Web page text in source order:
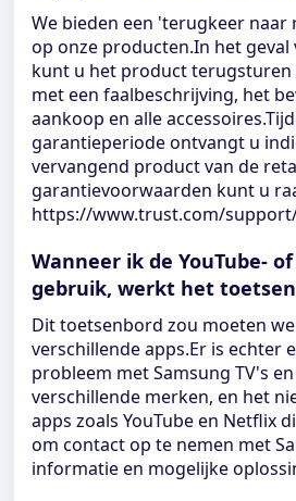
We bieden een 'terugkeer
op onze producten.In het geval
kunt u het product
met een faalbeschrijving, het
aankoop en alle
garantieperiode ontvangt u
vervangend product van de
garantievoorwaarden kunt u
https://www.trust.com/
Wanneer ik de YouTube-
gebruik, werkt het
Dit toetsenbord zou moeten
verschillende apps.Er is echter
probleem met Samsung TV's
verschillende merken, en het
apps zoals YouTube en Netflix
om contact op te nemen met
informatie en mogelijke